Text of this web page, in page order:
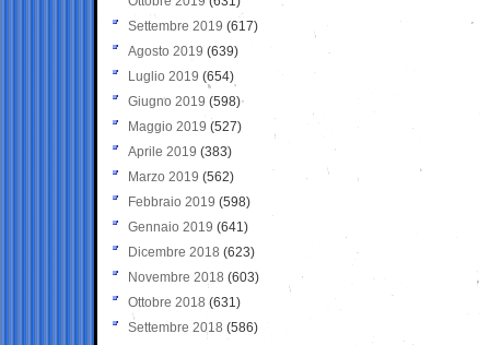
Settembre 2019 (617)
Agosto 2019 (639)
Luglio 2019 (654)
Giugno 2019 (598)
Maggio 2019 (527)
Aprile 2019 (383)
Marzo 2019 (562)
Febbraio 2019 (598)
Gennaio 2019 (641)
Dicembre 2018 (623)
Novembre 2018 (603)
Ottobre 2018 (631)
Settembre 2018 (586)